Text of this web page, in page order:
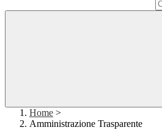
Home >
Amministrazione Trasparente